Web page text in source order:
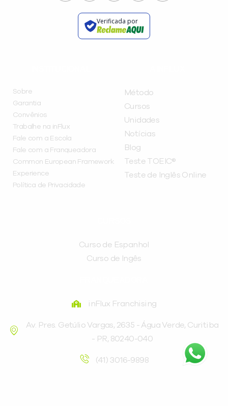
Verificada por
Sobre
Garantia
Convênios
Trabalhe na inFlux
Fale com a Escola
Fale com a Franqueadora
Common European Framework
Experience
Política de Privacidade
Método
Cursos
Unidades
Notícias
Blog
Teste TOEIC®
Teste de Inglês Online
Curso de Espanhol
Curso de Ingês
inFlux Franchising
Av. Pres. Getúlio Vargas, 2635 - Água Verde, Curitiba
- PR, 80240-040
(41) 3016-9898